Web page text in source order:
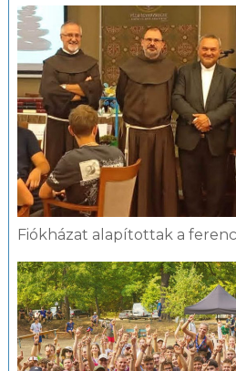
Fiókházat alapítottak a